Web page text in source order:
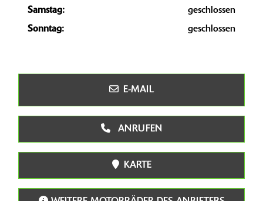
Samstag:
geschlossen
Sonntag:
geschlossen
E-MAIL
ANRUFEN
KARTE